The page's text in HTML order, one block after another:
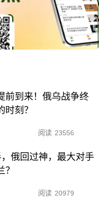
前到来！俄乌战争终
时刻？
阅读 23556
俄回过神，最大对手
阅读 20979